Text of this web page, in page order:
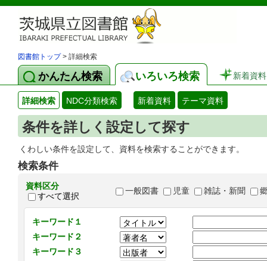
図書館トップ> 詳細検索
かんたん検索 いろいろ検索 新着資料
詳細検索 NDC分類検索 新着資料 テーマ資料
条件を詳しく設定して探す
くわしい条件を設定して、資料を検索することができます。
検索条件
資料区分
すべて選択
一般図書 児童 雑誌・新聞
キーワード１
キーワード２
キーワード３